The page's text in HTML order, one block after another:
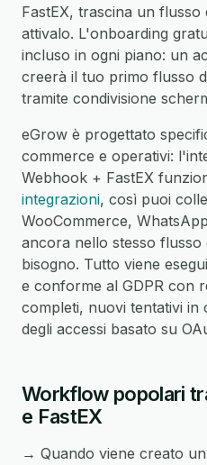
FastEX, trascina un
attivalo. L'onboarding
incluso in ogni piano: un
creerà il tuo primo flusso
tramite condivisione
eGrow è progettato
commerce e operativi:
Webhook + FastEX
integrazioni, così puoi
WooCommerce,
ancora nello stesso
bisogno. Tutto viene
e conforme al GDPR con
completi, nuovi tentativi
degli accessi basato su
Workflow popolari
e FastEX
→ Quando viene creato